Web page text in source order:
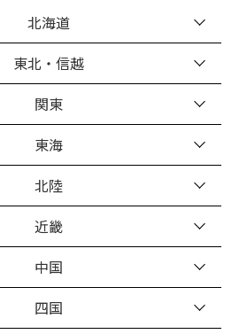
北海道
東北・信越
関東
東海
北陸
近畿
中国
四国